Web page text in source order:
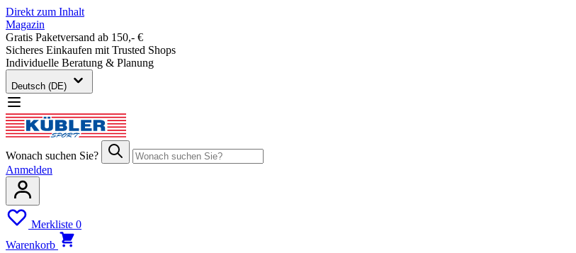
Direkt zum Inhalt
Magazin
Gratis Paketversand ab 150,- €
Sicheres Einkaufen mit Trusted Shops
Individuelle Beratung & Planung
Deutsch (DE)
Wonach suchen Sie?
Anmelden
Merkliste 0
Warenkorb